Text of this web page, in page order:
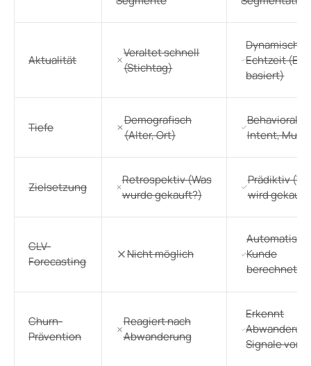
Aktualität
Veraltet schnell
(Stichtag)
Dynamisch in
Echtzeit
basiert)
Tiefe
Demografisch
(Alter, Ort)
Behavioral
Intent,
Zielsetzung
Retrospektiv (Was
wurde gekauft?)
Prädiktiv
wird
CLV-
Forecasting
Nicht möglich
Automatisch
Kunde
berechnet
Churn-
Prävention
Reagiert nach
Abwanderung
Erkennt
Signale vorab